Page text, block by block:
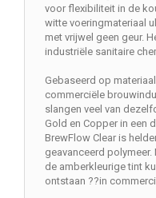
voor flexibiliteit in de
witte voeringmateriaal
met vrijwel geen geur.
industriële sanitaire
Gebaseerd op
commerciële
slangen veel van
Gold en Copper in een
BrewFlow Clear is
geavanceerd
de amberkleurige tint
ontstaan ??in